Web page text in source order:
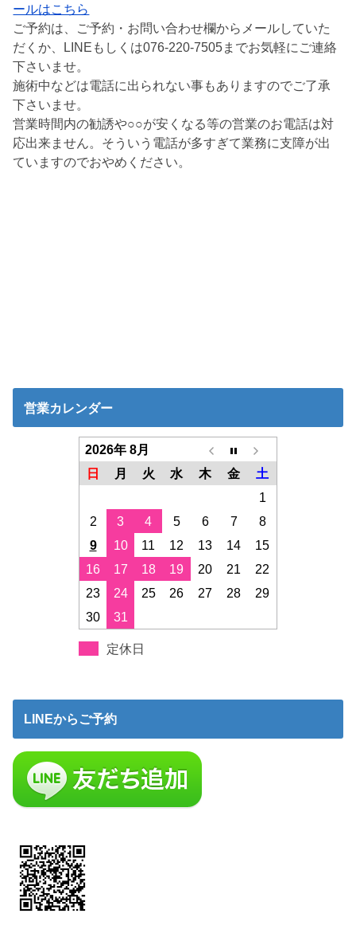
ールはこちら
ご予約は、ご予約・お問い合わせ欄からメールしていた
だくか、LINEもしくは076-220-7505までお気軽にご連絡
下さいませ。
施術中などは電話に出られない事もありますのでご了承
下さいませ。
営業時間内の勧誘や○○が安くなる等の営業のお電話は対
応出来ません。そういう電話が多すぎて業務に支障が出
ていますのでおやめください。
営業カレンダー
2026年 8月
日
月 火 水 木 金
土
1
2
3 4 5 6 7
8
9
10 11 12 13 14
15
16
17 18 19 20 21
22
23
24 25 26 27 28
29
30
31
定休日
LINEからご予約